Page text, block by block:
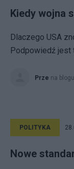
Kiedy wojna
Dlaczego USA
Podpowiedź jest
Prze na blogu
POLITYKA
Nowe